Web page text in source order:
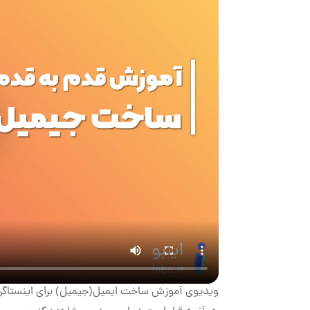
ویدیوی آموزش ساخت ایمیل(جیمیل) برای